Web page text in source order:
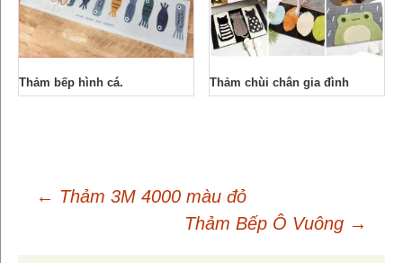
Thảm bếp hình cá. Thảm chùi chân gia đình
← Thảm 3M 4000 màu đỏ
Thảm Bếp Ô Vuông →